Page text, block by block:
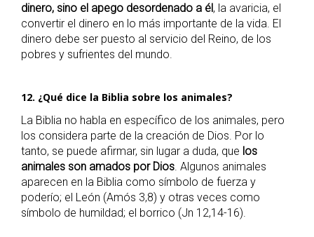
dinero, sino el apego desordenado a él, la avaricia, el
convertir el dinero en lo más importante de la vida. El
dinero debe ser puesto al servicio del Reino, de los
pobres y sufrientes del mundo.
12. ¿Qué dice la Biblia sobre los animales?
La Biblia no habla en específico de los animales, pero
los considera parte de la creación de Dios. Por lo
tanto, se puede afirmar, sin lugar a duda, que los
animales son amados por Dios. Algunos animales
aparecen en la Biblia como símbolo de fuerza y
poderío; el León (Amós 3,8) y otras veces como
símbolo de humildad; el borrico (Jn 12,14-16).